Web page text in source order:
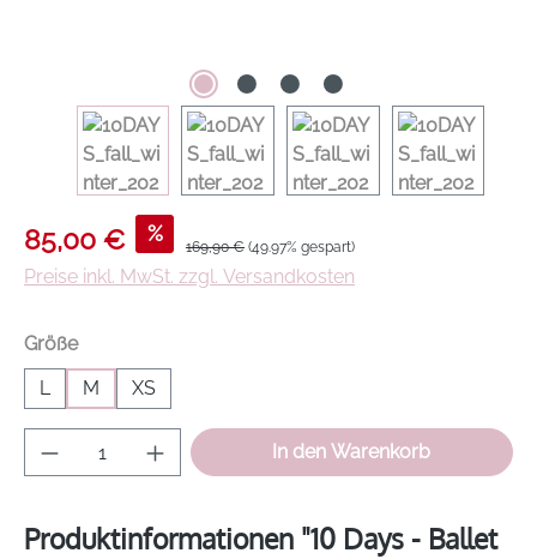
Verkaufspreis:
85,00 € % Regulärer Preis:
169,90 € (49.97% gespart)
Preise inkl. MwSt. zzgl. Versandkosten
Größeauswählen
L
M XS
Produkt Anzahl: Gib den gewünschten
In den Warenkorb
Produktinformationen "10 Days - Ballet